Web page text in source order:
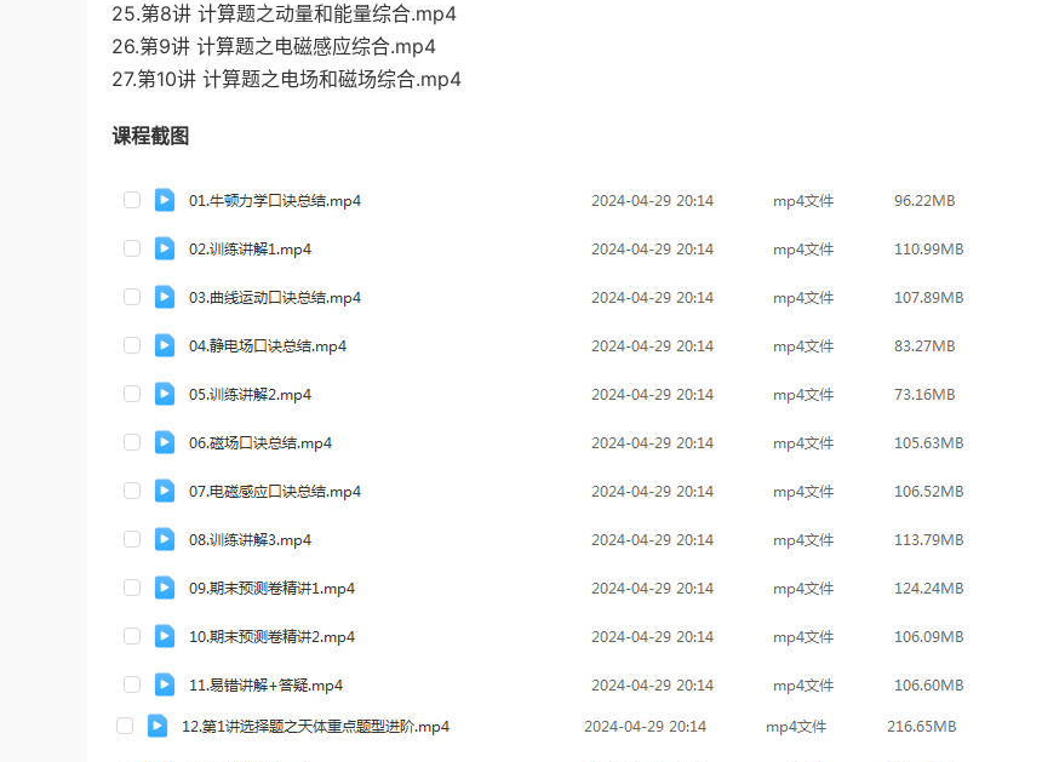
25.第8讲 计算题之动量和能量综合.mp4
26.第9讲 计算题之电磁感应综合.mp4
27.第10讲 计算题之电场和磁场综合.mp4
课程截图